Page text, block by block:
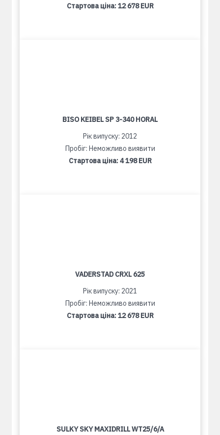
Стартова ціна:12 678 EUR
BISO KEIBEL SP 3-340 HORAL
Рік випуску: 2012
Пробіг: Неможливо виявити
Стартова ціна:4 198 EUR
VADERSTAD CRXL 625
Рік випуску: 2021
Пробіг: Неможливо виявити
Стартова ціна:12 678 EUR
SULKY SKY MAXIDRILL WT25/6/A